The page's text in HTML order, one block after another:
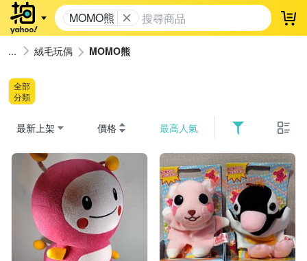
MOMO熊 登
絨毛玩偶 MOMO熊
全部
分類
最新上架 價格 最高人氣